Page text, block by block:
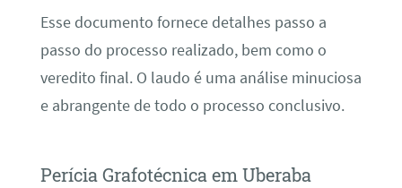
Esse documento fornece detalhes passo a
passo do processo realizado, bem como o
veredito final. O laudo é uma análise minuciosa
e abrangente de todo o processo conclusivo.
Perícia Grafotécnica em Uberaba